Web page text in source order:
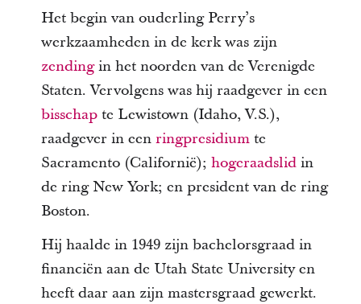
Het begin van ouderling Perry’s
werkzaamheden in de kerk was zijn
zendingin het noorden van de Verenigde
Staten. Vervolgens was hij raadgever in een
bisschapte Lewistown (Idaho, V.S.),
raadgever in een ringpresidiumte
Sacramento (Californië); hogeraadslidin
de ring New York; en president van de ring
Boston.
Hij haalde in 1949 zijn bachelorsgraad in
financiën aan de Utah State University en
heeft daar aan zijn mastersgraad gewerkt.